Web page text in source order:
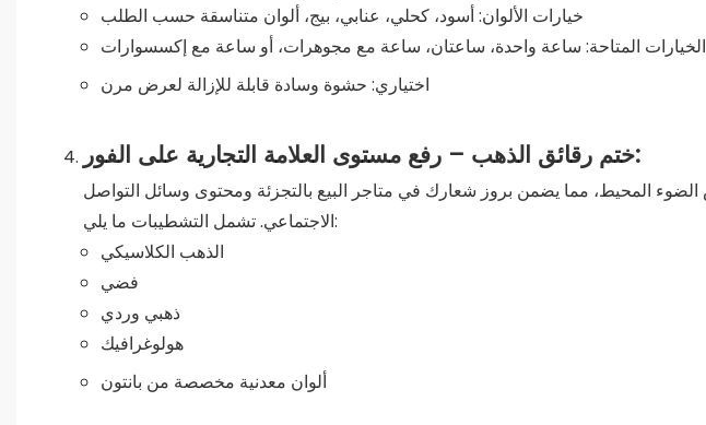
خيارات الألوان: أسود، كحلي، عنابي، بيج، ألوان متناسقة حسب الطلب
الخيارات المتاحة: ساعة واحدة، ساعتان، ساعة مع مجوهرات، أو ساعة مع إكسسوارات
اختياري: حشوة وسادة قابلة للإزالة لعرض مرن
ختم رقائق الذهب – رفع مستوى العلامة التجارية على الفور:
المحيط، مما يضمن بروز شعارك في متاجر البيع بالتجزئة ومحتوى وسائل التواصل
الاجتماعي. تشمل التشطيبات ما يلي:
الذهب الكلاسيكي
فضي
ذهبي وردي
هولوغرافيك
ألوان معدنية مخصصة من بانتون